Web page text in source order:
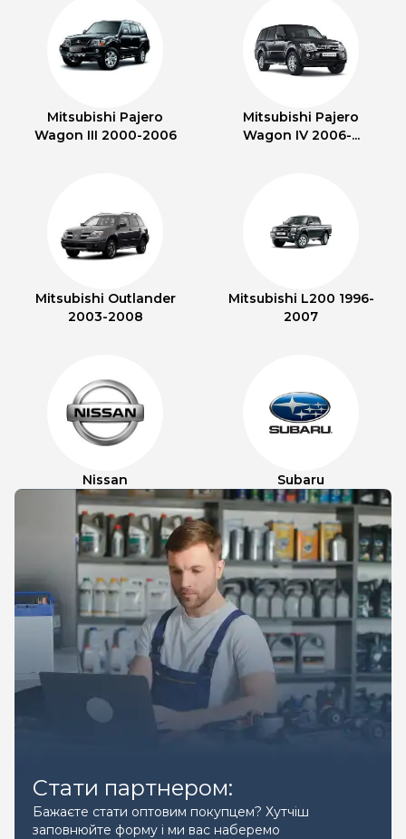
Mitsubishi Pajero
Wagon III 2000-2006
Mitsubishi Pajero
Wagon IV 2006-...
Mitsubishi Outlander
2003-2008
Mitsubishi L200 1996-
2007
Nissan Subaru
Стати партнером:
Бажаєте стати оптовим покупцем? Хутчіш
заповнюйте форму і ми вас наберемо